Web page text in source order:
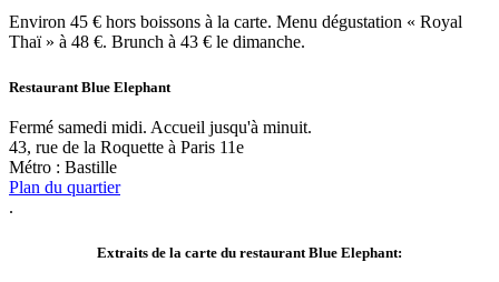
Environ 45 € hors boissons à la carte. Menu dégustation « Royal
Thaï » à 48 €. Brunch à 43 € le dimanche.
Restaurant Blue Elephant
Fermé samedi midi. Accueil jusqu'à minuit.
43, rue de la Roquette à Paris 11e
Métro : Bastille
Plan du quartier
.
Extraits de la carte du restaurant Blue Elephant: